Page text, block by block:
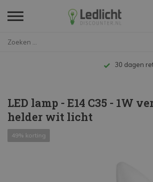
Tot 10
LED lamp - E14 C35 - 1W
helder wit licht
49% korting